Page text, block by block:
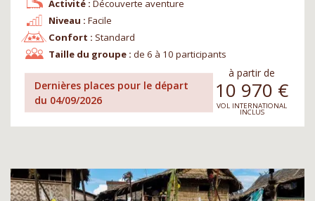
Niveau : Facile
Confort : Standard
Activité : Découverte aventure
Taille du groupe : de 6 à 10 participants
Dernières places pour le départ
du 04/09/2026
à partir de
10 970 €
VOL INTERNATIONAL
INCLUS